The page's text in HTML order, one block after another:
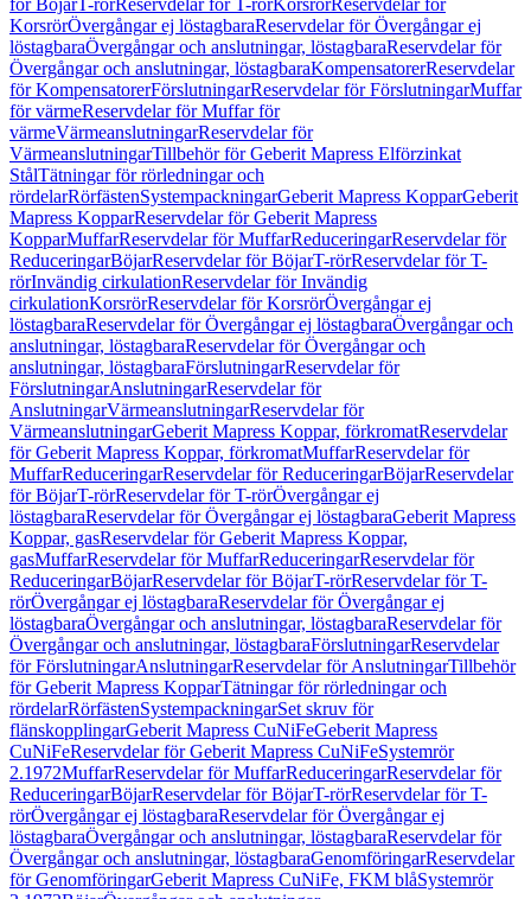
för BöjarT-rörReservdelar för T-rörKorsrörReservdelar för
KorsrörÖvergångar ej löstagbaraReservdelar för Övergångar ej
löstagbaraÖvergångar och anslutningar, löstagbaraReservdelar för
Övergångar och anslutningar, löstagbaraKompensatorerReservdelar
för KompensatorerFörslutningarReservdelar för FörslutningarMuffar
för värmeReservdelar för Muffar för
värmeVärmeanslutningarReservdelar för
VärmeanslutningarTillbehör för Geberit Mapress Elförzinkat
StålTätningar för rörledningar och
rördelarRörfästenSystempackningarGeberit Mapress KopparGeberit
Mapress KopparReservdelar för Geberit Mapress
KopparMuffarReservdelar för MuffarReduceringarReservdelar för
ReduceringarBöjarReservdelar för BöjarT-rörReservdelar för T-
rörInvändig cirkulationReservdelar för Invändig
cirkulationKorsrörReservdelar för KorsrörÖvergångar ej
löstagbaraReservdelar för Övergångar ej löstagbaraÖvergångar och
anslutningar, löstagbaraReservdelar för Övergångar och
anslutningar, löstagbaraFörslutningarReservdelar för
FörslutningarAnslutningarReservdelar för
AnslutningarVärmeanslutningarReservdelar för
VärmeanslutningarGeberit Mapress Koppar, förkromatReservdelar
för Geberit Mapress Koppar, förkromatMuffarReservdelar för
MuffarReduceringarReservdelar för ReduceringarBöjarReservdelar
för BöjarT-rörReservdelar för T-rörÖvergångar ej
löstagbaraReservdelar för Övergångar ej löstagbaraGeberit Mapress
Koppar, gasReservdelar för Geberit Mapress Koppar,
gasMuffarReservdelar för MuffarReduceringarReservdelar för
ReduceringarBöjarReservdelar för BöjarT-rörReservdelar för T-
rörÖvergångar ej löstagbaraReservdelar för Övergångar ej
löstagbaraÖvergångar och anslutningar, löstagbaraReservdelar för
Övergångar och anslutningar, löstagbaraFörslutningarReservdelar
för FörslutningarAnslutningarReservdelar för AnslutningarTillbehör
för Geberit Mapress KopparTätningar för rörledningar och
rördelarRörfästenSystempackningarSet skruv för
flänskopplingarGeberit Mapress CuNiFeGeberit Mapress
CuNiFeReservdelar för Geberit Mapress CuNiFeSystemrör
2.1972MuffarReservdelar för MuffarReduceringarReservdelar för
ReduceringarBöjarReservdelar för BöjarT-rörReservdelar för T-
rörÖvergångar ej löstagbaraReservdelar för Övergångar ej
löstagbaraÖvergångar och anslutningar, löstagbaraReservdelar för
Övergångar och anslutningar, löstagbaraGenomföringarReservdelar
för GenomföringarGeberit Mapress CuNiFe, FKM blåSystemrör